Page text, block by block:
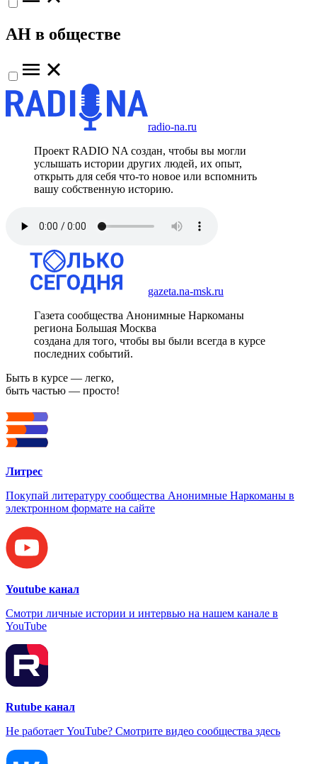
АН в обществе
radio-na.ru
Проект RADIO NA создан, чтобы вы могли
услышать истории других людей, их опыт,
открыть для себя что-то новое или вспомнить
вашу собственную историю.
gazeta.na-msk.ru
Газета сообщества Анонимные Наркоманы
региона Большая Москва
создана для того, чтобы вы были всегда в курсе
последних событий.
Быть в курсе — легко,
быть частью — просто!
Литрес
Покупай литературу сообщества Анонимные Наркоманы в
электронном формате на сайте
Youtube канал
Смотри личные истории и интервью на нашем канале в
YouTube
Rutube канал
Не работает YouTube? Смотрите видео сообщества здесь